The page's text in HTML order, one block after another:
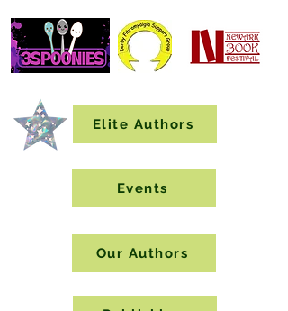
Elite Authors
Events
Our Authors